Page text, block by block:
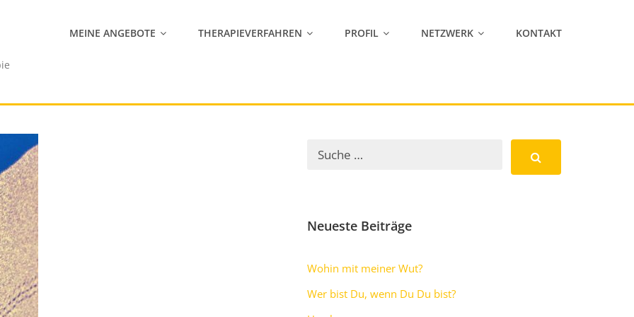
MEINE ANGEBOTE THERAPIEVERFAHREN PROFIL NETZWERK KONTAKT
Neueste Beiträge
Wohin mit meiner Wut?
Wer bist Du, wenn Du Du bist?